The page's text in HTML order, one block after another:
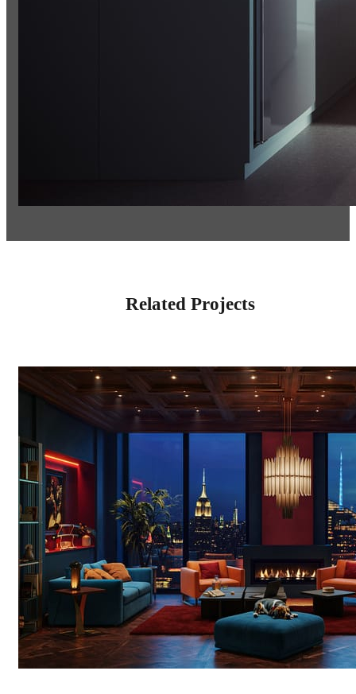
Related Projects